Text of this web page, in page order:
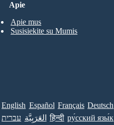
Apie
Apie mus
Susisiekite su Mumis
English Español Français Deutsch
עברית العَرَبِيَّة हिन्दी ру́сский язы́к